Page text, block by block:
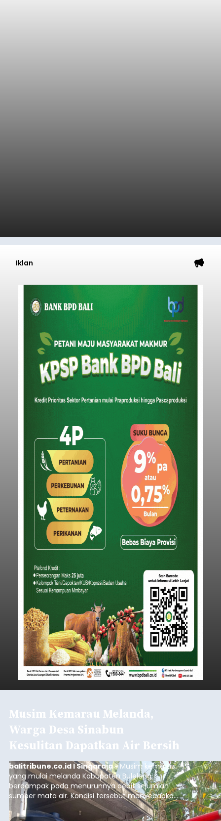
Iklan
Musim Kemarau Melanda,
Warga Desa Sinabun
Kesulitan Dapatkan Air Bersih
balitribune.co.id I Singaraja -Musim kemarau
yang mulai melanda Kabupaten Buleleng
berdampak pada menurunnya debit sejumlah
sumber mata air. Kondisi tersebut menyebabkan
warga di beberapa desa mulai mengalami
kesulitan mendapatkan air bersih, terutama